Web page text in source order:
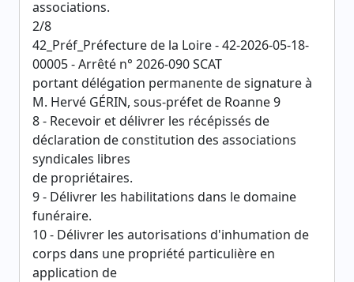
associations.
2/8
42_Préf_Préfecture de la Loire - 42-2026-05-18-
00005 - Arrêté n° 2026-090 SCAT
portant délégation permanente de signature à
M. Hervé GÉRIN, sous-préfet de Roanne 9
8 - Recevoir et délivrer les récépissés de
déclaration de constitution des associations
syndicales libres
de propriétaires.
9 - Délivrer les habilitations dans le domaine
funéraire.
10 - Délivrer les autorisations d'inhumation de
corps dans une propriété particulière en
application de